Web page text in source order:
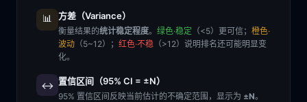
📊 方差（Variance）
衡量结果的统计稳定程度。 绿色·稳定 （<5）更可信； 橙色·
波动 （5~12）； 红色·不稳 （>12）说明排名还可能明显变
化。
↔️ 置信区间（95% CI = ±N）
95% 置信区间反映当前估计的不确定范围，显示为 ±N。